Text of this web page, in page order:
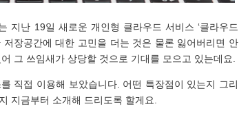
지난 19일 새로운 개인형 클라우드 서비스 ‘클라우드
장공간에 대한 고민을 더는 것은 물론 잃어버리면 안
그 쓰임새가 상당할 것으로 기대를 모으고 있는데요.
직접 이용해 보았습니다. 어떤 특장점이 있는지 그리
지금부터 소개해 드리도록 할게요.